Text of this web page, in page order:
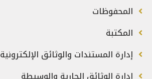
المحفوظات
المكتبة
إدارة المستندات والوثائق الإلكترونية